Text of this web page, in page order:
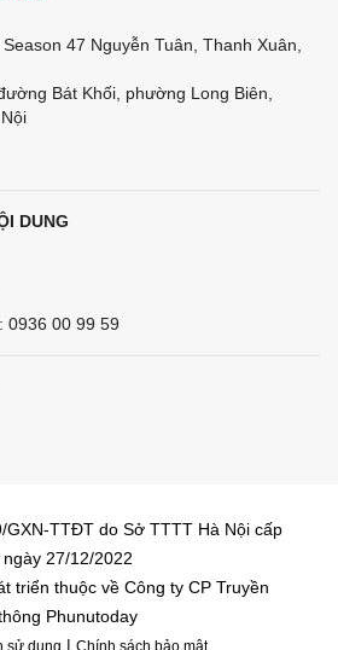
47 Nguyễn Tuân, Thanh Xuân,
Bát Khối, phường Long Biên,
DUNG
0936 00 99 59
GXN-TTĐT do Sở TTTT Hà Nội cấp
ngày 27/12/2022
triển thuộc về Công ty CP Truyền
Phunutoday
sử dụng | Chính sách bảo mật